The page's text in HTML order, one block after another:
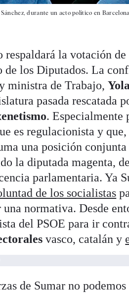
durante un acto político en
respaldará la votación
de los Diputados. La
ministra de Trabajo,
pasada rescatada
. Especialmente
es regulacionista y
una posición
la diputada magenta,
parlamentaria. Ya
de los socialistas
una normativa. Desde
del PSOE para ir
vasco, catalán y
de Sumar no